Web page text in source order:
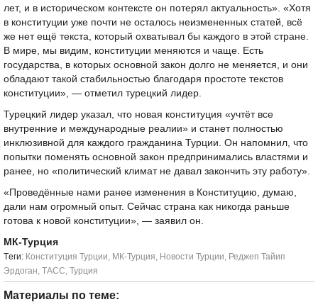
лет, и в историческом контексте он потерял актуальность». «Хотя
в конституции уже почти не осталось неизмененных статей, всё
же нет ещё текста, который охватывал бы каждого в этой стране.
В мире, мы видим, конституции меняются и чаще. Есть
государства, в которых основной закон долго не меняется, и они
обладают такой стабильностью благодаря простоте текстов
конституции», — отметил турецкий лидер.
Турецкий лидер указал, что новая конституция «учтёт все
внутренние и международные реалии» и станет полностью
инклюзивной для каждого гражданина Турции. Он напомнил, что
попытки поменять основной закон предпринимались властями и
ранее, но «политический климат не давал закончить эту работу».
«Проведённые нами ранее изменения в Конституцию, думаю,
дали нам огромный опыт. Сейчас страна как никогда раньше
готова к новой конституции», — заявил он.
МК-Турция
Tеги: Конституция Турции, МК-Турция, Новости Турции, Реджеп Тайип
Эрдоган, ТАСС, Турция
Материалы по теме: